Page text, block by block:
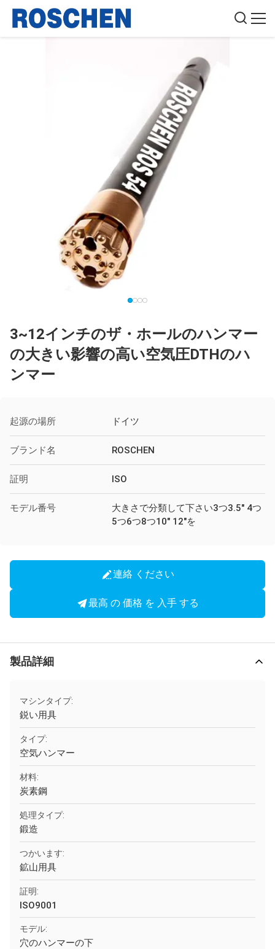
3~12インチのザ・ホールのハンマー
の大きい影響の高い空気圧DTHのハ
ンマー
起源の場所 ドイツ
ブランド名 ROSCHEN
証明 ISO
モデル番号
大きさで分類して下さい3つ3.5" 4つ
5つ6つ8つ10" 12"を
連絡 ください
最高 の 価格 を 入手 する
製品詳細
マシンタイプ:
鋭い用具
タイプ:
空気ハンマー
材料:
炭素鋼
処理タイプ:
鍛造
つかいます:
鉱山用具
証明:
ISO9001
モデル:
穴のハンマーの下